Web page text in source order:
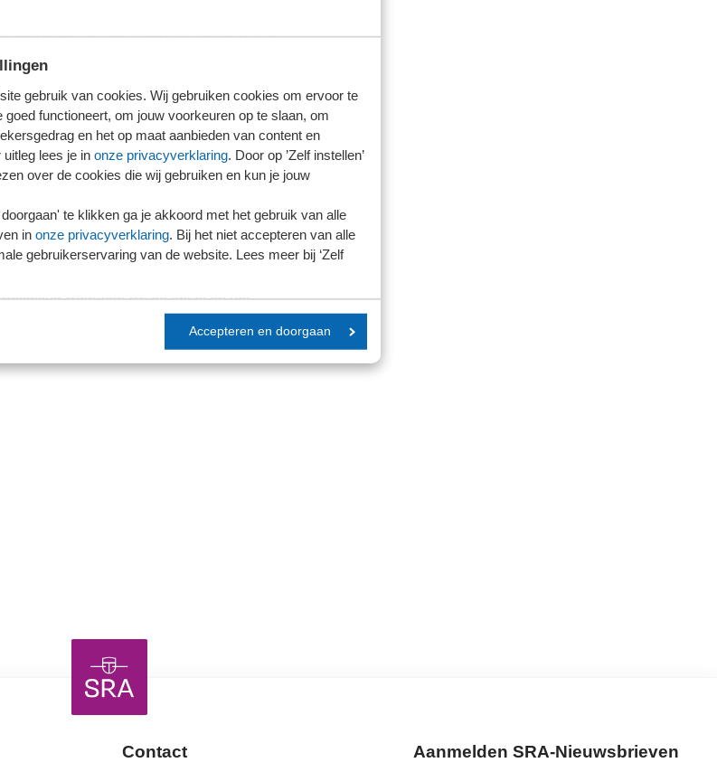
gebruik van cookies. Wij gebruiken cookies om ervoor te
functioneert, om jouw voorkeuren op te slaan, om
en het op maat aanbieden van content en
lees je in onze privacyverklaring. Door op ’Zelf instellen’
over de cookies die wij gebruiken en kun je jouw
te klikken ga je akkoord met het gebruik van alle
in onze privacyverklaring. Bij het niet accepteren van alle
gebruikerservaring van de website. Lees meer bij ‘Zelf
Accepteren en doorgaan
en te ondersteunen teneinde zo het
verplaatst om ervoor te zorgen dat de
over de doorontwikkeling.
zelf stelt, maar is ook ingegeven door
losse dossiers van de grote
met boetes tot gevolg. De AFM is
anders, met het verschil dat we hierbij
waarmee we de opzet en het
Contact Aanmelden SRA-Nieuwsbrieven